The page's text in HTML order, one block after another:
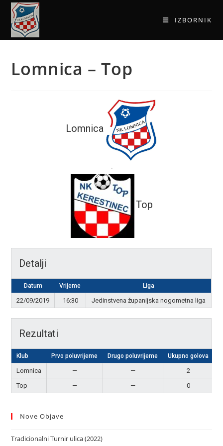
IZBORNIK
Lomnica – Top
Lomnica
-
Top
Detalji
Datum Vrijeme Liga
22/09/2019 16:30 Jedinstvena županijska nogometna liga
Rezultati
Klub Prvo poluvrijeme Drugo poluvrijeme Ukupno golova
Lomnica — — 2
Top
— — 0
Nove Objave
Tradicionalni Turnir ulica (2022)